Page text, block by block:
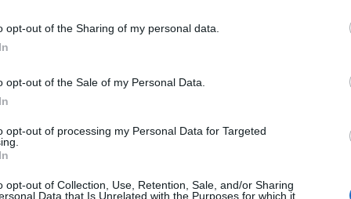
opt-out of the Sharing of my personal data.
opt-out of the Sale of my Personal Data.
opt-out of processing my Personal Data for Targeted
opt-out of Collection, Use, Retention, Sale, and/or Sharing
Data that Is Unrelated with the Purposes for which it
αναβάθμιση, με υιοθέτηση προηγμένων
λύσεις Industry 4.0 και IoT. Οι επενδύσεις αυτές
και στη βελτίωση της ποιότητας των προϊόντων.